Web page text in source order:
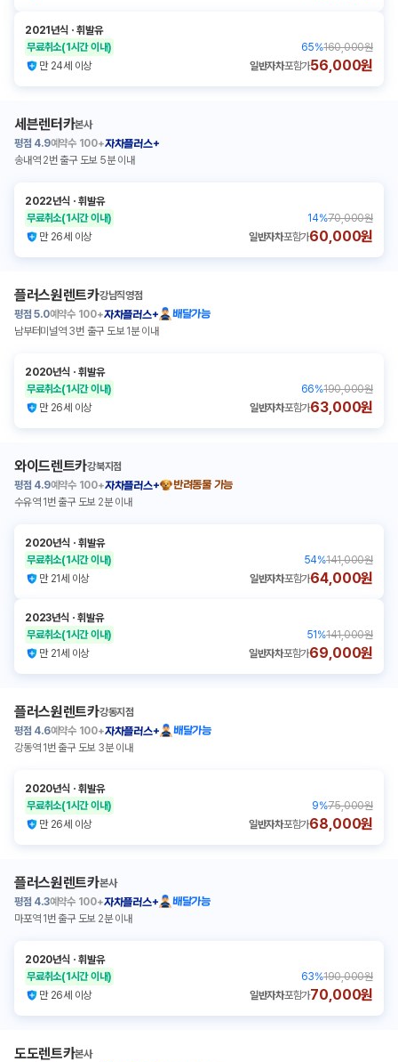
2021년식 ㆍ휘발유
무료취소(1시간 이내) 65%160,000원
만 24세 이상
일반자차포함가56,000원
세븐렌터카본사
평점 4.9예약수 100+자차플러스+
송내역 2번 출구 도보 5분 이내
2022년식 ㆍ휘발유
무료취소(1시간 이내) 14%70,000원
만 26세 이상
일반자차포함가60,000원
플러스원렌트카강남직영점
평점 5.0예약수 100+자차플러스+
배달가능
남부터미널역 3번 출구 도보 1분 이내
2020년식 ㆍ휘발유
무료취소(1시간 이내) 66%190,000원
만 26세 이상
일반자차포함가63,000원
와이드렌트카강북지점
평점 4.9예약수 100+자차플러스+
반려동물 가능
수유역 1번 출구 도보 2분 이내
2020년식 ㆍ휘발유
무료취소(1시간 이내) 54%141,000원
만 21세 이상
일반자차포함가64,000원
2023년식 ㆍ휘발유
무료취소(1시간 이내) 51 %141,000원
만 21세 이상
일반자차포함가69,000원
플러스원렌트카강동지점
평점 4.6예약수 100+자차플러스+
배달가능
강동역 1번 출구 도보 3분 이내
2020년식 ㆍ휘발유
무료취소(1시간 이내) 9%75,000원
만 26세 이상
일반자차포함가68,000원
플러스원렌트카본사
평점 4.3예약수 100+자차플러스+
배달가능
마포역 1번 출구 도보 2분 이내
2020년식 ㆍ휘발유
무료취소(1시간 이내) 63%190,000원
만 26세 이상
일반자차포함가70,000원
도도렌트카본사